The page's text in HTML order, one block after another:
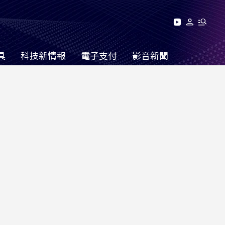
科技新情報 電子支付 影音新聞